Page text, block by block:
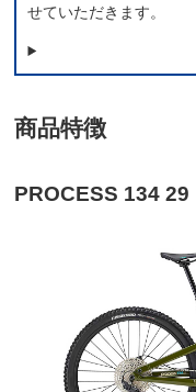
せていただきます。
商品特徴
PROCESS 134 29